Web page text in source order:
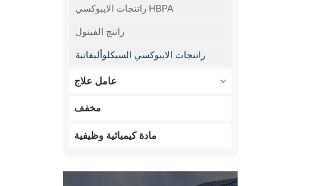
راتنجات الايبوكسي HBPA
راتنج الفينول
راتنجات الايبوكسي السيكلوأليفاتية
عامل علاج
مخفف
مادة كيميائية وظيفية